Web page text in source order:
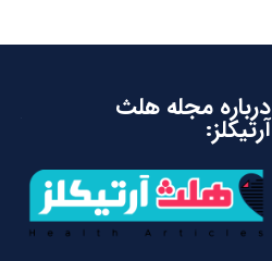
درباره مجله هلث
آرتیکلز: